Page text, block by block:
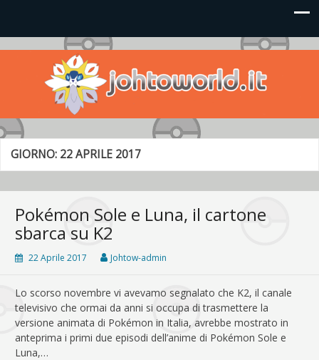
Johto World
Le novità più frizzanti dall'universo Pokémon e Nintendo
GIORNO: 22 APRILE 2017
Pokémon Sole e Luna, il cartone
sbarca su K2
22 Aprile 2017 Johtow-admin
Lo scorso novembre vi avevamo segnalato che K2, il canale
televisivo che ormai da anni si occupa di trasmettere la
versione animata di Pokémon in Italia, avrebbe mostrato in
anteprima i primi due episodi dell’anime di Pokémon Sole e
Luna,…